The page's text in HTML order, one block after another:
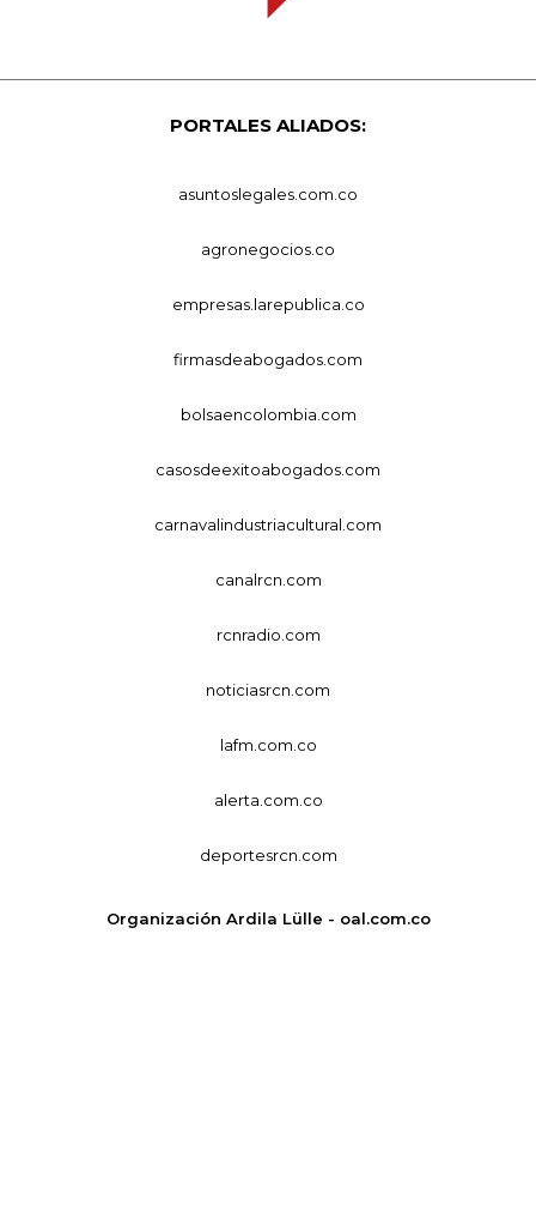
PORTALES ALIADOS:
asuntoslegales.com.co
agronegocios.co
empresas.larepublica.co
firmasdeabogados.com
bolsaencolombia.com
casosdeexitoabogados.com
carnavalindustriacultural.com
canalrcn.com
rcnradio.com
noticiasrcn.com
lafm.com.co
alerta.com.co
deportesrcn.com
Organización Ardila Lülle - oal.com.co